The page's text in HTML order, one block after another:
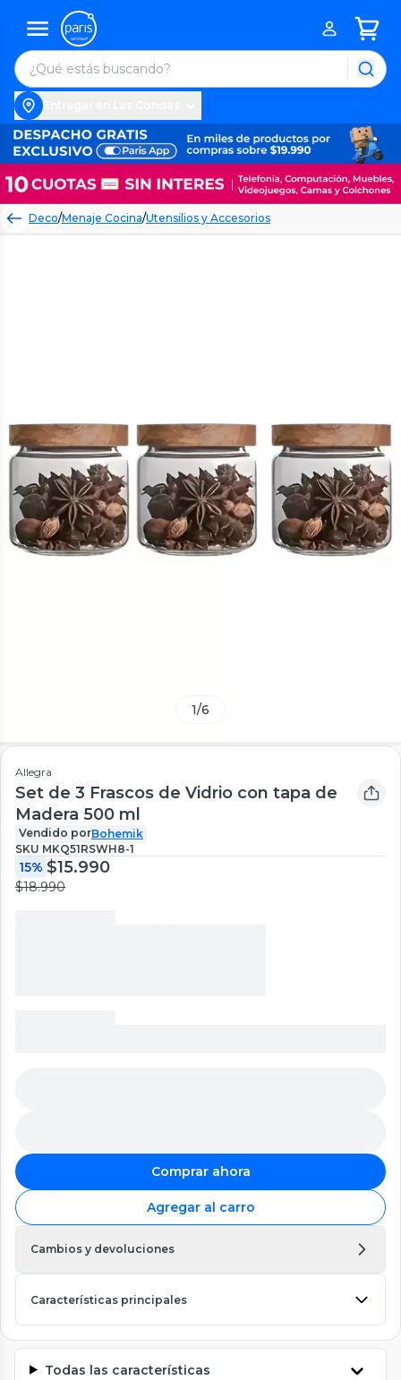
Deco/Menaje Cocina/Utensilios y Accesorios
1/6
Allegra
Set de 3 Frascos de Vidrio con tapa de
Madera 500 ml
Vendido porBohemik
SKU MKQ51RSWH8-1
15% $15.990
$18.990
Comprar ahora
Agregar al carro
Cambios y devoluciones
Características principales
Todas las características